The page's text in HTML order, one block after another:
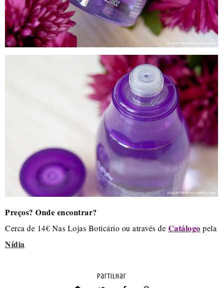
Preços? Onde encontrar?
Cerca de 14€ Nas Lojas Boticário ou através de Catálogo pela
Nídia
partilhar